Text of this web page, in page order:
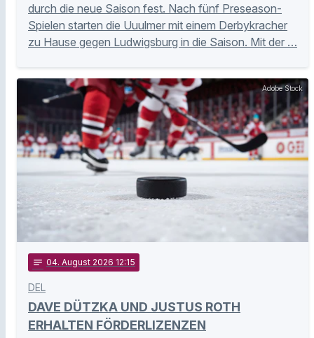
durch die neue Saison fest. Nach fünf Preseason-
Spielen starten die Uuulmer mit einem Derbykracher
zu Hause gegen Ludwigsburg in die Saison. Mit der …
Adobe Stock
notes 04. August 2026 12:15
DEL
DAVE DÜTZKA UND JUSTUS ROTH
ERHALTEN FÖRDERLIZENZEN